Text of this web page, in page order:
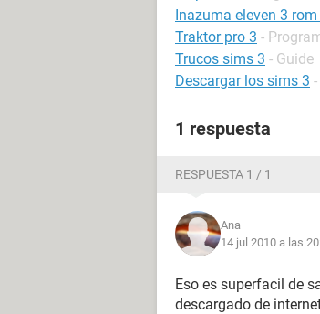
Inazuma eleven 3
Traktor pro 3 -
Trucos sims 3 - Guide
Descargar los sims 3
1 respuesta
RESPUESTA 1 / 1
Ana
14 jul 2010 a las
Eso es superfacil de
descargado de